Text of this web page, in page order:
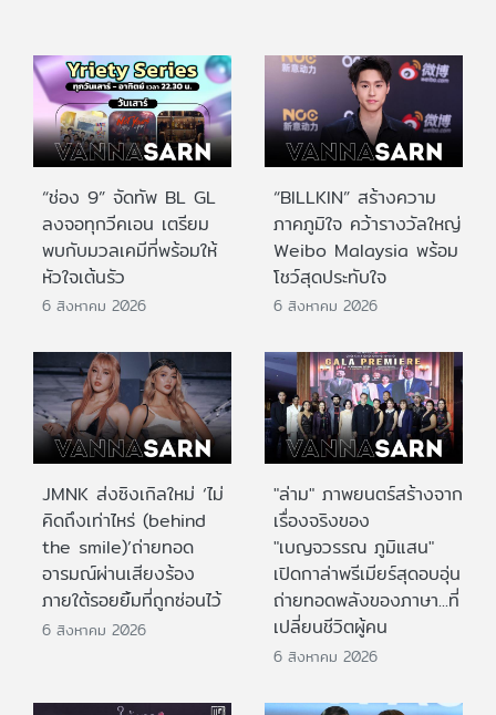
“ช่อง 9” จัดทัพ BL GL
ลงจอทุกวีคเอน เตรียม
พบกับมวลเคมีที่พร้อมให้
หัวใจเต้นรัว
6 สิงหาคม 2026
“BILLKIN” สร้างความ
ภาคภูมิใจ คว้ารางวัลใหญ่
Weibo Malaysia พร้อม
โชว์สุดประทับใจ
6 สิงหาคม 2026
JMNK ส่งซิงเกิลใหม่ ‘ไม่
คิดถึงเท่าไหร่ (behind
the smile)’ถ่ายทอด
อารมณ์ผ่านเสียงร้อง
ภายใต้รอยยิ้มที่ถูกซ่อนไว้
6 สิงหาคม 2026
"ล่าม" ภาพยนตร์สร้างจาก
เรื่องจริงของ
"เบญจวรรณ ภูมิแสน"
เปิดกาล่าพรีเมียร์สุดอบอุ่น
ถ่ายทอดพลังของภาษา...ที่
เปลี่ยนชีวิตผู้คน
6 สิงหาคม 2026